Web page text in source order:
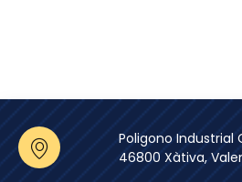
Poligono Industrial
46800 Xàtiva,